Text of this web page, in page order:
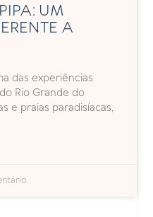
UM
A
das experiências
Rio Grande do
e praias paradisíacas,